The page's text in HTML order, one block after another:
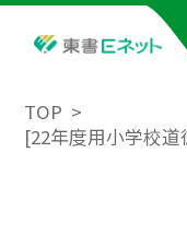
TOP
[22年度用小学校